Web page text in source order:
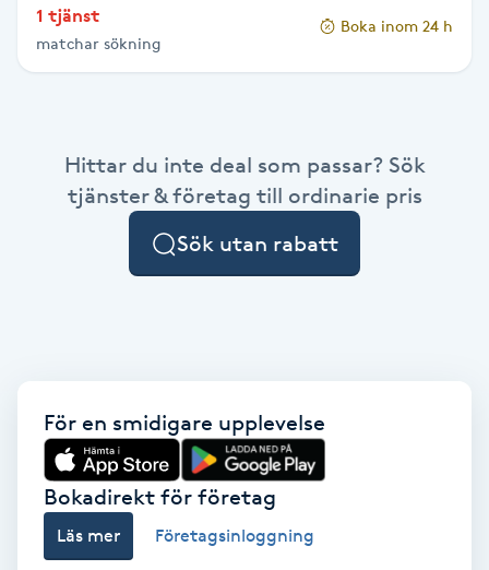
Enzympeeling
Eyeliner-tatuering
Fet hårbotten
Fettreducering
Fibromassage
1 tjänst
matchar sökning
Boka inom 24 h
Hittar du inte deal som passar? Sök
tjänster & företag till ordinarie pris
Sök utan rabatt
För en smidigare upplevelse
Bokadirekt för företag
Läs mer Företagsinloggning